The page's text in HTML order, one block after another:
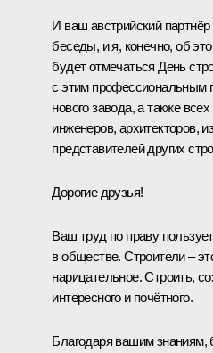
И ваш австрийский
беседы, и я, конечно, об
будет отмечаться День
с этим профессиональным
нового завода, а также
инженеров, архитекторов,
представителей других
Дорогие друзья!
Ваш труд по праву
в обществе. Строители –
нарицательное. Строить,
интересного и почётного.
Благодаря вашим знаниям,